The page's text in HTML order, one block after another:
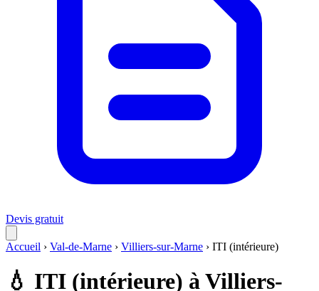
Devis gratuit
Accueil › Val-de-Marne › Villiers-sur-Marne › ITI (intérieure)
💧 ITI (intérieure) à Villiers-